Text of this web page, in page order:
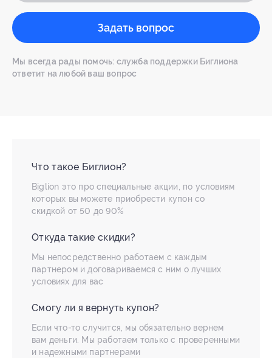
Задать вопрос
Мы всегда рады помочь: служба поддержки Биглиона
ответит на любой ваш вопрос
Что такое Биглион?
Biglion это про специальные акции, по условиям
которых вы можете приобрести купон со
скидкой от 50 до 90%
Откуда такие скидки?
Мы непосредственно работаем с каждым
партнером и договариваемся с ним о лучших
условиях для вас
Смогу ли я вернуть купон?
Если что-то случится, мы обязательно вернем
вам деньги. Мы работаем только с проверенными
и надежными партнерами